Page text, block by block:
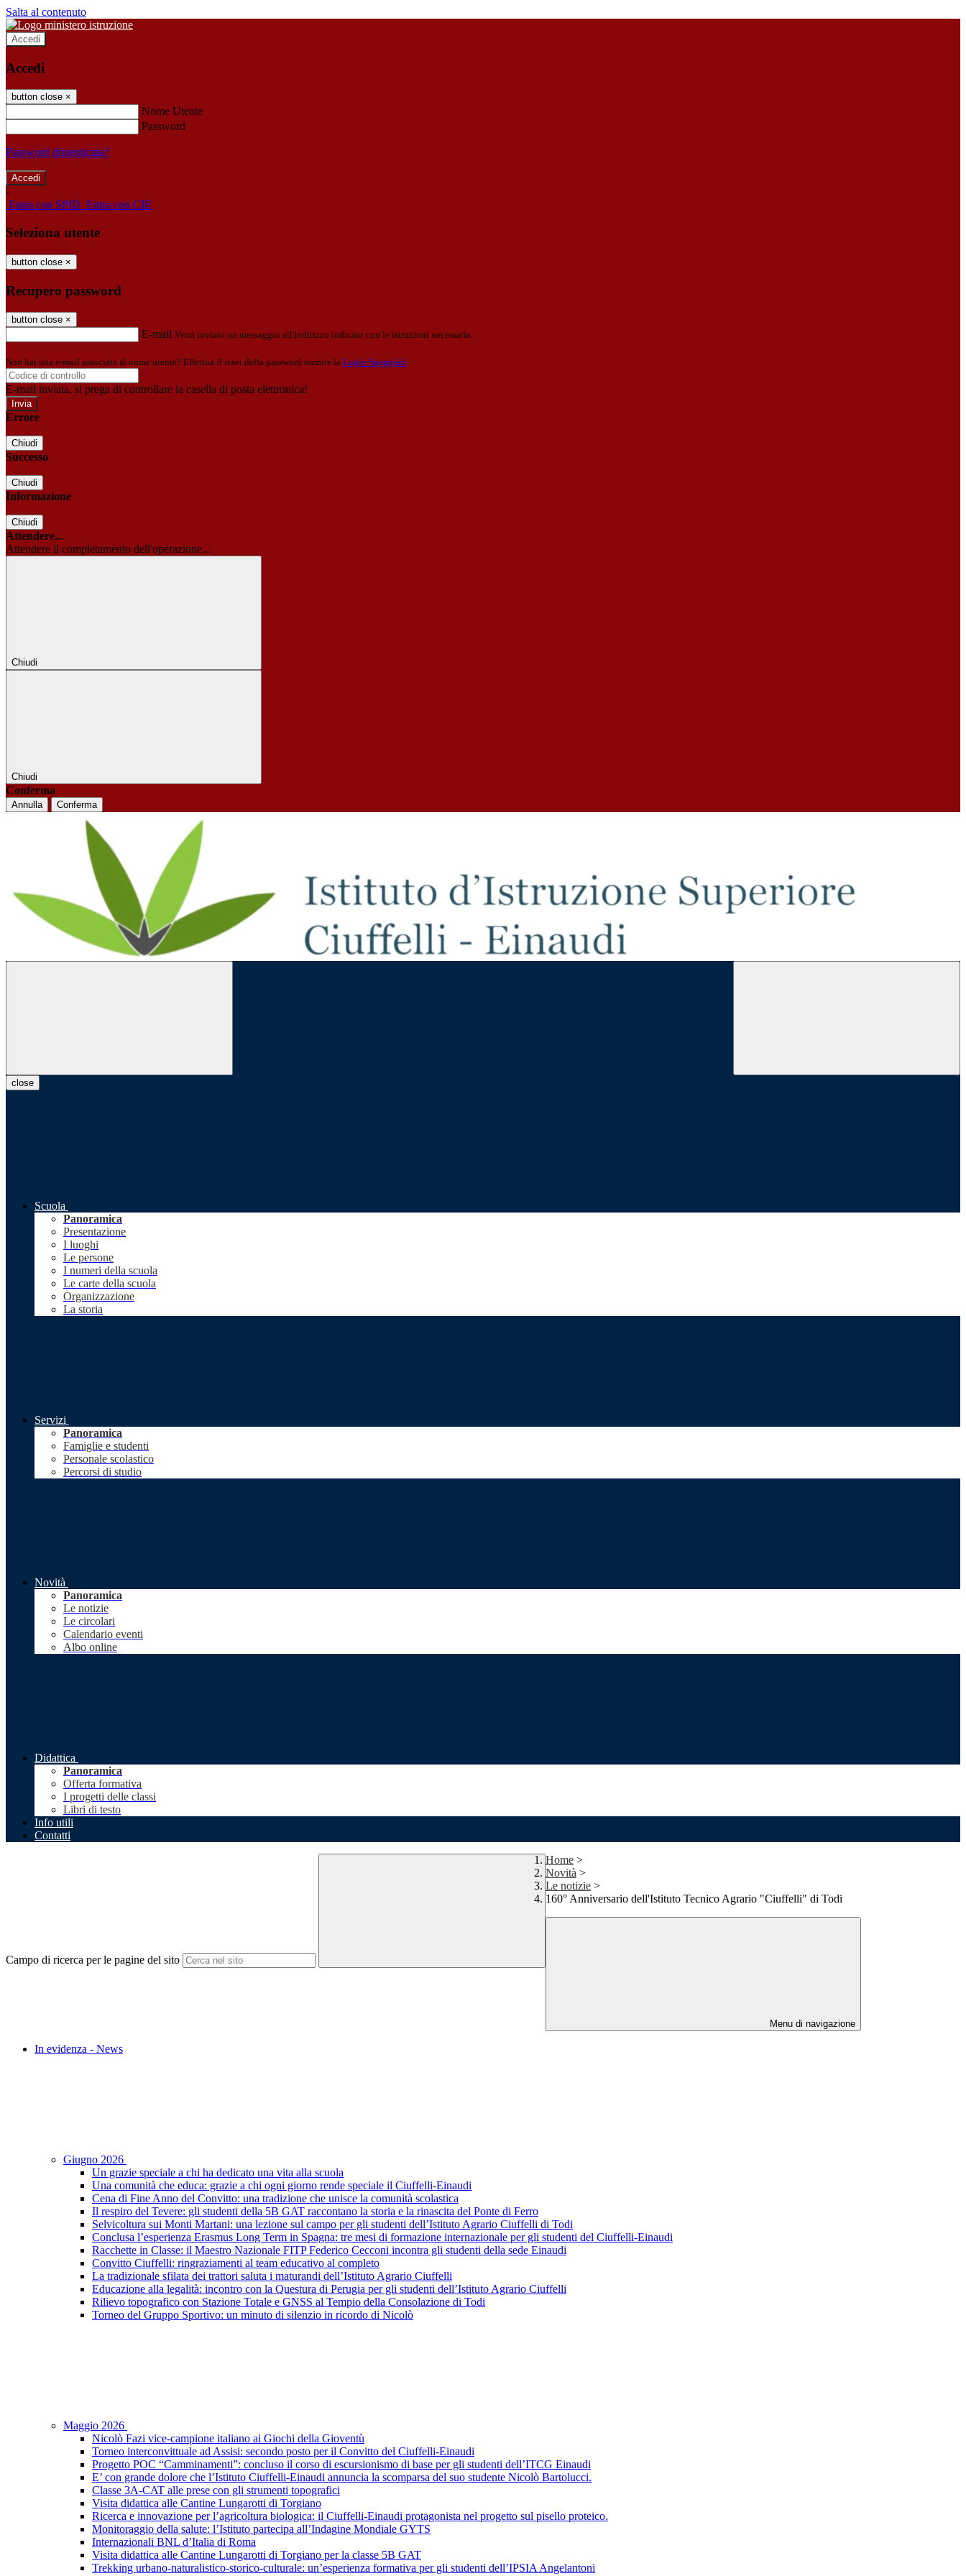
Salta al contenuto
Accedi
Accedi
button close ×
Nome Utente
Password
Password dimenticata?
-
Entra con SPID Entra con CIE
Seleziona utente
button close ×
Recupero password
button close ×
E-mail Verrà inviato un messaggio all'indirizzo indicato con le istruzioni necessarie.
Non hai una e-mail associata al nome utente? Effettua il reset della password tramite la Login Spaggiari
E-mail inviata, si prega di controllare la casella di posta elettronica!
Errore
Chiudi
Successo
Chiudi
Informazione
Chiudi
Attendere...
Attendere il completamento dell'operazione...
Chiudi
Chiudi
Conferma
Annulla Conferma
close
Scuola
Panoramica
Presentazione
I luoghi
Le persone
I numeri della scuola
Le carte della scuola
Organizzazione
La storia
Servizi
Panoramica
Famiglie e studenti
Personale scolastico
Percorsi di studio
Novità
Panoramica
Le notizie
Le circolari
Calendario eventi
Albo online
Didattica
Panoramica
Offerta formativa
I progetti delle classi
Libri di testo
Info utili
Contatti
Campo di ricerca per le pagine del sito
Home >
Novità >
Le notizie >
160° Anniversario dell'Istituto Tecnico Agrario "Ciuffelli" di Todi
Menu di navigazione
In evidenza - News
Giugno 2026
Un grazie speciale a chi ha dedicato una vita alla scuola
Una comunità che educa: grazie a chi ogni giorno rende speciale il Ciuffelli-Einaudi
Cena di Fine Anno del Convitto: una tradizione che unisce la comunità scolastica
Il respiro del Tevere: gli studenti della 5B GAT raccontano la storia e la rinascita del Ponte di Ferro
Selvicoltura sui Monti Martani: una lezione sul campo per gli studenti dell’Istituto Agrario Ciuffelli di Todi
Conclusa l’esperienza Erasmus Long Term in Spagna: tre mesi di formazione internazionale per gli studenti del Ciuffelli-Einaudi
Racchette in Classe: il Maestro Nazionale FITP Federico Cecconi incontra gli studenti della sede Einaudi
Convitto Ciuffelli: ringraziamenti al team educativo al completo
La tradizionale sfilata dei trattori saluta i maturandi dell’Istituto Agrario Ciuffelli
Educazione alla legalità: incontro con la Questura di Perugia per gli studenti dell’Istituto Agrario Ciuffelli
Rilievo topografico con Stazione Totale e GNSS al Tempio della Consolazione di Todi
Torneo del Gruppo Sportivo: un minuto di silenzio in ricordo di Nicolò
Maggio 2026
Nicolò Fazi vice-campione italiano ai Giochi della Gioventù
Torneo interconvittuale ad Assisi: secondo posto per il Convitto del Ciuffelli-Einaudi
Progetto POC “Camminamenti”: concluso il corso di escursionismo di base per gli studenti dell’ITCG Einaudi
E’ con grande dolore che l’Istituto Ciuffelli-Einaudi annuncia la scomparsa del suo studente Nicolò Bartolucci.
Classe 3A-CAT alle prese con gli strumenti topografici
Visita didattica alle Cantine Lungarotti di Torgiano
Ricerca e innovazione per l’agricoltura biologica: il Ciuffelli-Einaudi protagonista nel progetto sul pisello proteico.
Monitoraggio della salute: l’Istituto partecipa all’Indagine Mondiale GYTS
Internazionali BNL d’Italia di Roma
Visita didattica alle Cantine Lungarotti di Torgiano per la classe 5B GAT
Trekking urbano-naturalistico-storico-culturale: un’esperienza formativa per gli studenti dell’IPSIA Angelantoni